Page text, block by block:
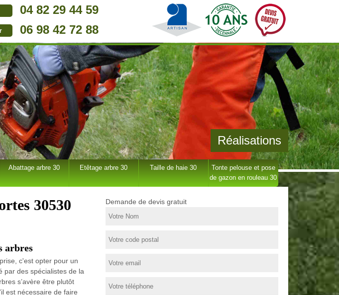
04 82 29 44 59
06 98 42 72 88
Réalisations
Abattage arbre 30 Etêtage arbre 30 Taille de haie 30
Tonte pelouse et pose
de gazon en rouleau 30
30530
arbres
c'est opter pour un
par des spécialistes de la
s’avère être plutôt
est nécessaire de faire
Demande de devis gratuit